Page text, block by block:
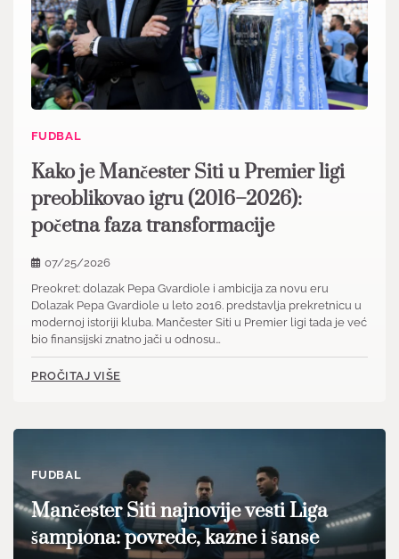
FUDBAL
Kako je Mančester Siti u Premier ligi
preoblikovao igru (2016–2026):
početna faza transformacije
07/25/2026
Preokret: dolazak Pepa Gvardiole i ambicija za novu eru
Dolazak Pepa Gvardiole u leto 2016. predstavlja prekretnicu u
modernoj istoriji kluba. Mančester Siti u Premier ligi tada je već
bio finansijski znatno jači u odnosu…
PROČITAJ VIŠE
FUDBAL
Mančester Siti najnovije vesti Liga
šampiona: povrede, kazne i šanse